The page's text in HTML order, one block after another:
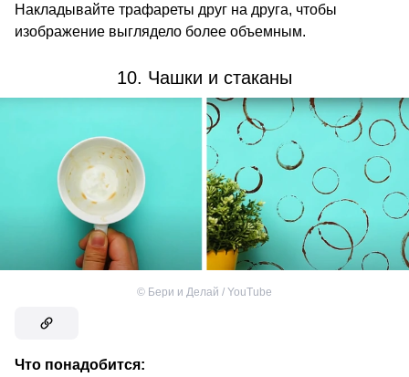
Накладывайте трафареты друг на друга, чтобы
изображение выглядело более объемным.
10. Чашки и стаканы
© Бери и Делай / YouTube
Что понадобится: